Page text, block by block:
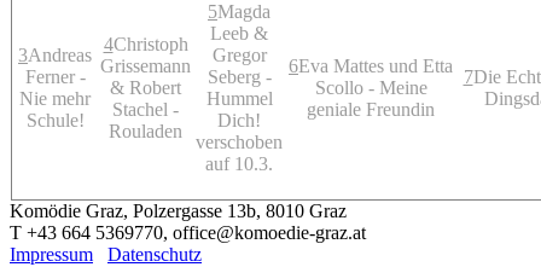
3Andreas
Ferner -
Nie mehr
Schule!
4Christoph
Grissemann
& Robert
Stachel -
Rouladen
5Magda
Leeb &
Gregor
Seberg -
Hummel
Dich!
verschoben
auf 10.3.
6Eva Mattes und Etta
Scollo - Meine
geniale Freundin
7Die
Komödie Graz, Polzergasse 13b, 8010 Graz
T +43 664 5369770, office@komoedie-graz.at
Impressum
Datenschutz